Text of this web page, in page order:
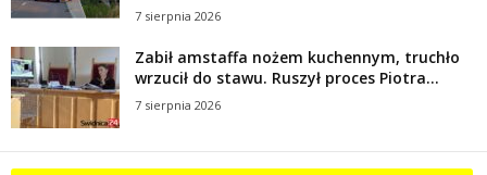
7 sierpnia 2026
Zabił amstaffa nożem kuchennym, truchło
wrzucił do stawu. Ruszył proces Piotra...
7 sierpnia 2026